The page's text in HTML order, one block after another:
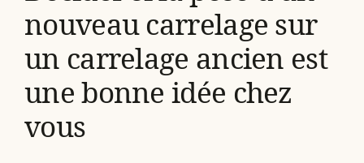
nouveau carrelage sur
un carrelage ancien est
une bonne idée chez
vous